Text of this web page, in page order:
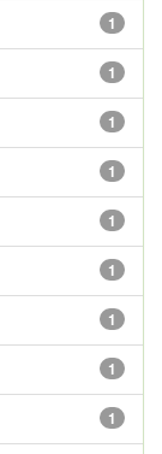
1
1
1
1
1
1
1
1
1